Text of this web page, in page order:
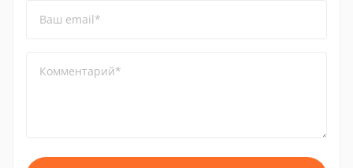
Ваш email*
Комментарий*